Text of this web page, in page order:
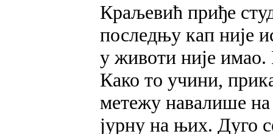
Краљевић приђе
последњу кап није
у животи није имао.
Како то учини,
метежу навалише
јурну на њих. Дуго